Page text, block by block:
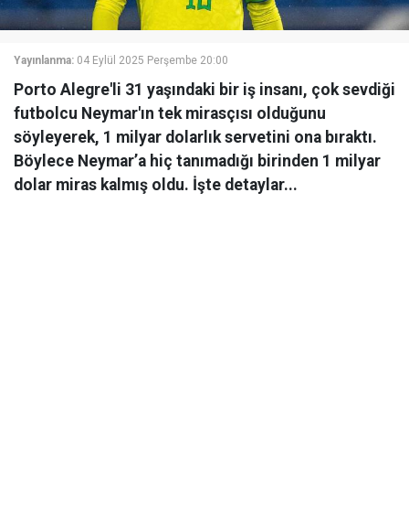
Yayınlanma: 04 Eylül 2025 Perşembe 20:00
Porto Alegre'li 31 yaşındaki bir iş insanı, çok sevdiği
futbolcu Neymar'ın tek mirasçısı olduğunu
söyleyerek, 1 milyar dolarlık servetini ona bıraktı.
Böylece Neymar’a hiç tanımadığı birinden 1 milyar
dolar miras kalmış oldu. İşte detaylar...